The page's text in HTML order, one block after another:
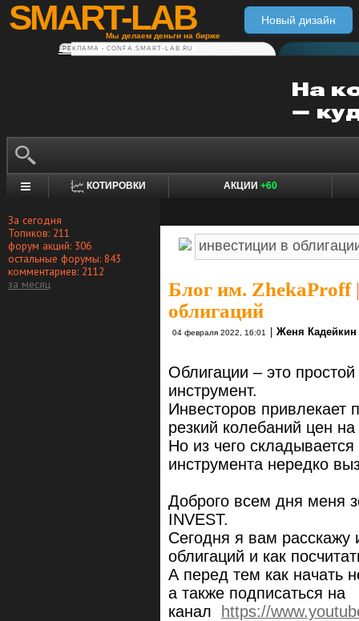
SMART-LAB
Мы делаем деньги на бирже
Новый дизайн
РЕКЛАМА • CONFA.SMART-LAB.RU
КОТИРОВКИ АКЦИИ +60
За сегодня
Топиков: 211
форум акций: 306
остальные форумы: 843
комментариев: 2112
за месяц
Блог им. ZhekaProff|
облигаций
04 февраля 2022, 16:01 Женя Кадейкин
Облигации – это
инструмент.
Инвесторов привлекает
резкий колебаний цен
Но из чего складывается
инструмента нередко
Доброго всем дня меня
INVEST.
Сегодня я вам расскажу
облигаций и как
А перед тем как начать
а также подписаться на
канал https://